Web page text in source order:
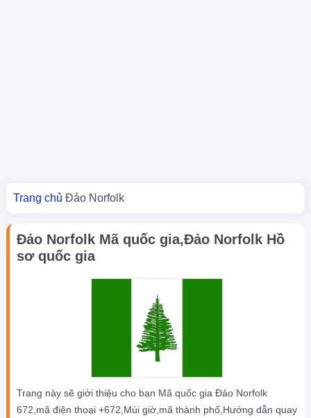
Bạn đang ở đây
Trang chủ Đảo Norfolk
Đảo Norfolk Mã quốc gia,Đảo Norfolk Hồ
sơ quốc gia
Trang này sẽ giới thiệu cho bạn Mã quốc gia Đảo Norfolk
672,mã điện thoại +672,Múi giờ,mã thành phố,Hướng dẫn quay